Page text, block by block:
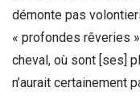
démonte pas
« profondes rêveries
cheval, où sont [ses]
n’aurait certainement